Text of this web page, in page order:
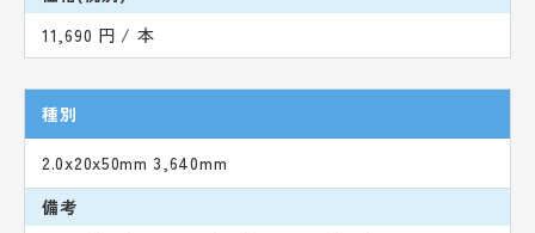
11,690 円 / 本
種別
2.0x20x50mm 3,640mm
備考